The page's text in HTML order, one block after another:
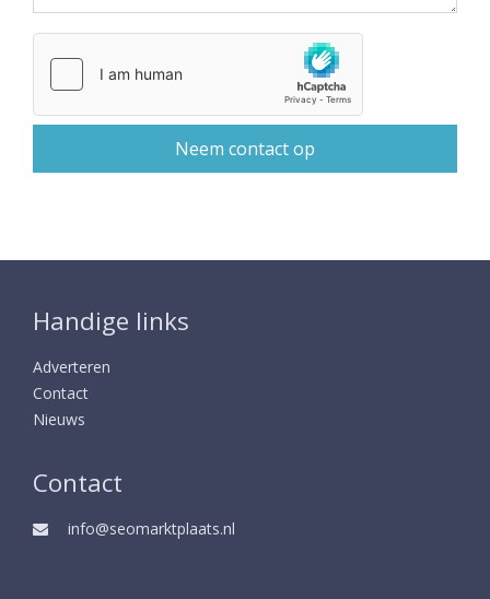
Handige links
Adverteren
Contact
Nieuws
Contact
info@seomarktplaats.nl